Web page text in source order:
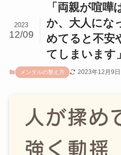
「両親が喧
か、大人にな
めてると不安
てしまいます
2023
12/09
メンタルの整え方 2023年12月9日